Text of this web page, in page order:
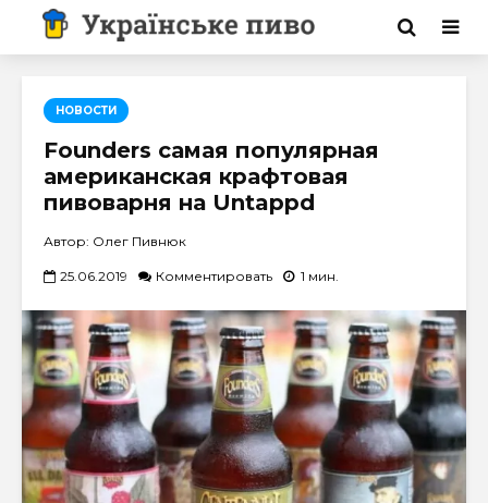
НОВОСТИ
Founders самая популярная
американская крафтовая
пивоварня на Untappd
Автор: Олег Пивнюк
25.06.2019 Комментировать 1 мин.